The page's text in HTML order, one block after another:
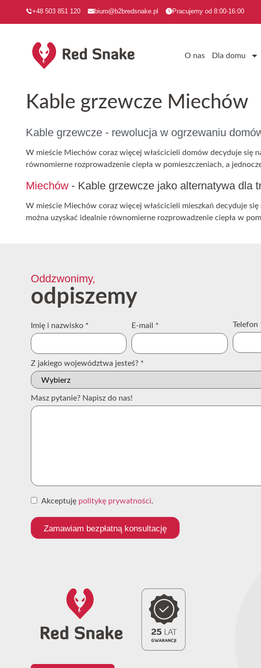
+48 503 851 120 biuro@b2bredsnake.pl Pracujemy od 8:00-16:00
O nas Dla domu
Kable grzewcze Miechów
Kable grzewcze - rewolucja w ogrzewaniu
W mieście Miechów coraz więcej właścicieli domów decyduje się
równomierne rozprowadzenie ciepła w pomieszczeniach, a
Miechów - Kable grzewcze jako alternatywa dla
W mieście Miechów coraz więcej właścicieli mieszkań decyduje
można uzyskać idealnie równomierne rozprowadzenie ciepła w
Oddzwonimy,
odpiszemy
Imię i nazwisko * E-mail * Telefon
Z jakiego województwa jesteś? *
Masz pytanie? Napisz do nas!
Akceptuję politykę prywatności.
Zamawiam bezpłatną konsultację